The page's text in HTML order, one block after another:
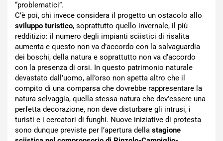
“problematici”.
C’è poi, chi invece considera il progetto un ostacolo allo
sviluppo turistico, soprattutto quello invernale, il più
redditizio: il numero degli impianti sciistici di risalita
aumenta e questo non va d’accordo con la salvaguardia
dei boschi, della natura e soprattutto non va d’accordo
con la presenza di orsi. In questo patrimonio naturale
devastato dall’uomo, all’orso non spetta altro che il
compito di una comparsa che dovrebbe rappresentare la
natura selvaggia, quella stessa natura che dev’essere una
perfetta decorazione, non deve disturbare gli intrusi, i
turisti e i cercatori di funghi. Nuove iniziative di protesta
sono dunque previste per l’apertura della stagione